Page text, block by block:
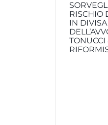
RISCHIO
IN
TONUCCI